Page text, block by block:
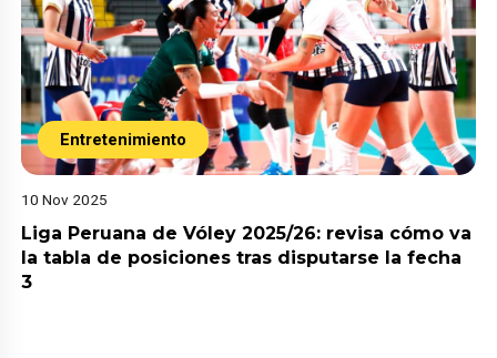
Entretenimiento
10 Nov 2025
Liga Peruana de Vóley 2025/26: revisa cómo va
la tabla de posiciones tras disputarse la fecha
3